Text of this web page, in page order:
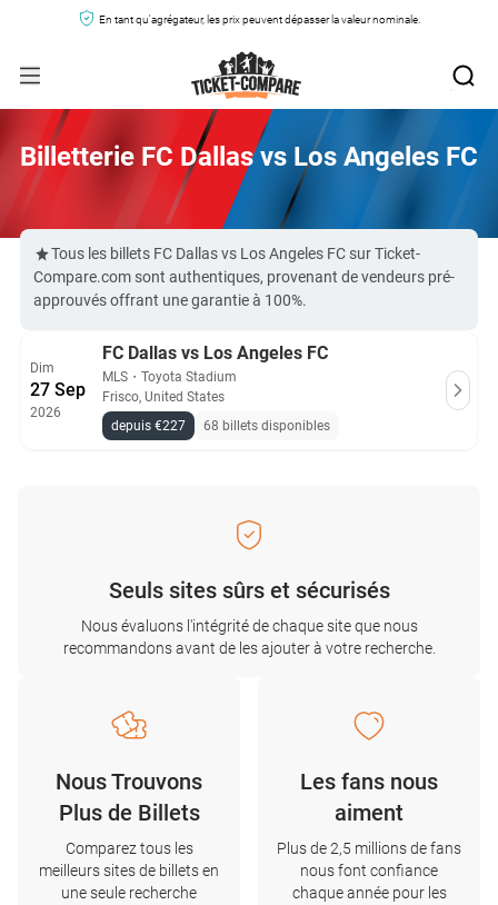
En tant qu'agrégateur, les prix peuvent dépasser la valeur nominale.
Billetterie FC Dallas vs Los Angeles FC
Tous les billets FC Dallas vs Los Angeles FC sur Ticket-
Compare.com sont authentiques, provenant de vendeurs pré-
approuvés offrant une garantie à 100%.
Dim
27 Sep
2026
FC Dallas vs Los Angeles FC
MLS ・ Toyota Stadium
Frisco, United States
depuis €227
68 billets disponibles
Seuls sites sûrs et sécurisés
Nous évaluons l'intégrité de chaque site que nous
recommandons avant de les ajouter à votre recherche.
Nous Trouvons
Plus de Billets
Comparez tous les
meilleurs sites de billets en
une seule recherche
Les fans nous
aiment
Plus de 2,5 millions de fans
nous font confiance
chaque année pour les